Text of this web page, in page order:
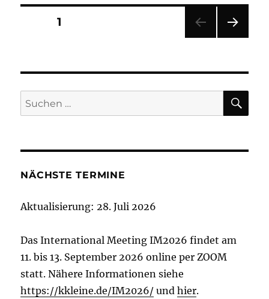
Seitennummerierung
Beiträge
SEITE1
E
Suchen
nach:
NÄCHSTE TERMINE
Aktualisierung: 28. Juli 2026
Das International Meeting IM2026 findet am
11. bis 13. September 2026 online per ZOOM
statt. Nähere Informationen siehe
https://kkleine.de/IM2026/ undhier.